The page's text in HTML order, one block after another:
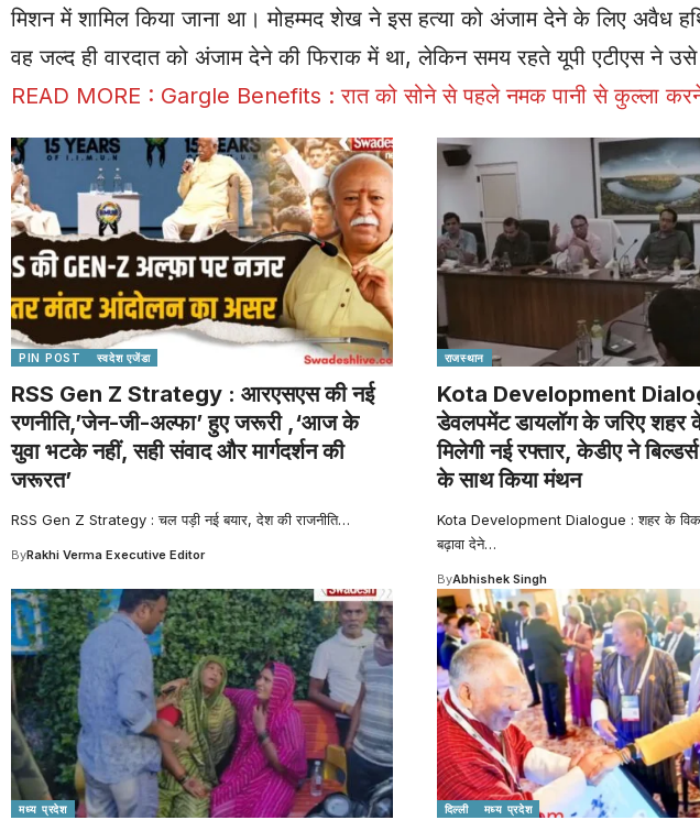
मिशन में शामिल किया जाना था। मोहम्मद शेख ने इस हत्या को अंजाम देने के लिए अवैध
वह जल्द ही वारदात को अंजाम देने की फिराक में था, लेकिन समय रहते यूपी एटीएस ने उसे
READ MORE : Gargle Benefits : रात को सोने से पहले नमक पानी से कुल्ला
PIN POST स्वदेश एजेंडा
RSS Gen Z Strategy : आरएसएस की नई
रणनीति,’जेन-जी-अल्फा’ हुए जरूरी ,‘आज के
युवा भटके नहीं, सही संवाद और मार्गदर्शन की
जरूरत’
RSS Gen Z Strategy : चल पड़ी नई बयार, देश की राजनीति…
ByRakhi Verma Executive Editor
राजस्थान
Kota Development
डेवलपमेंट डायलॉग के जरिए शहर
मिलेगी नई रफ्तार, केडीए ने
के साथ किया मंथन
Kota Development Dialogue : शहर के
बढ़ावा देने…
ByAbhishek Singh
मध्य प्रदेश दिल्ली मध्य प्रदेश